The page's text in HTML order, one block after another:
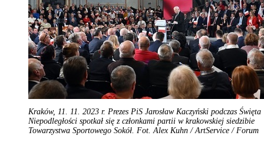
Kraków, 11. 11. 2023 r. Prezes PiS Jarosław Kaczyński podczas Święta
Niepodległości spotkał się z członkami partii w krakowskiej siedzibie
Towarzystwa Sportowego Sokół. Fot. Alex Kuhn / ArtService / Forum